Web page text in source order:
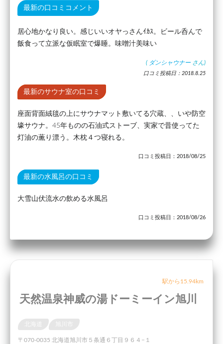
最新の口コミコメント
居心地かなり良い。感じいいオヤっさんｲｶｽ。ビール呑んで
飯食って立派な仮眠室で爆睡。味噌汁美味い
( ダンシャウナー さん)
口コミ投稿日：2018.8.25
最新のサウナ室の口コミ
座面背面絨毯の上にサウナマット敷いてる穴蔵、、いや防空
壕サウナ。45年ものの石油式ストーブ、実家で昔使ってた
灯油の薫り漂う。木枕４つ寝れる。
口コミ投稿日：2018/08/25
最新の水風呂の口コミ
大雪山伏流水の飲める水風呂
口コミ投稿日：2018/08/26
駅から15.94km
天然温泉神威の湯ドーミーイン旭川
〒070-0035 北海道旭川市５条通６丁目９６４−１